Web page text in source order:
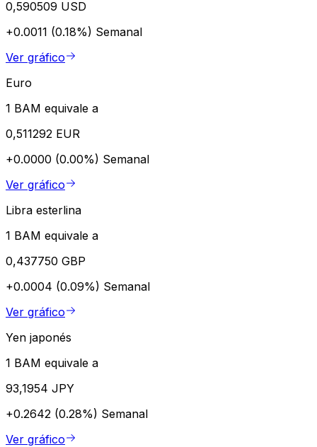
0,590509 USD
+0.0011 (0.18%) Semanal
Ver gráfico
Euro
1 BAM equivale a
0,511292 EUR
+0.0000 (0.00%) Semanal
Ver gráfico
Libra esterlina
1 BAM equivale a
0,437750 GBP
+0.0004 (0.09%) Semanal
Ver gráfico
Yen japonés
1 BAM equivale a
93,1954 JPY
+0.2642 (0.28%) Semanal
Ver gráfico